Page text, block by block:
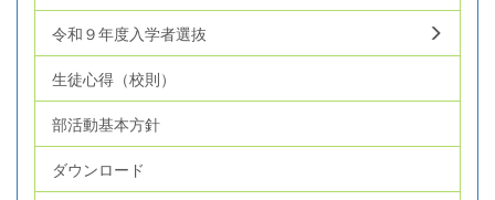
令和９年度入学者選抜
生徒心得（校則）
部活動基本方針
ダウンロード